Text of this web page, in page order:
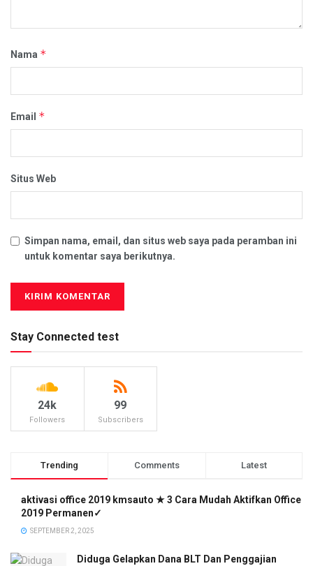
Nama *
Email *
Situs Web
Simpan nama, email, dan situs web saya pada peramban ini
untuk komentar saya berikutnya.
Stay Connected test
24k
Followers
99
Subscribers
Trending Comments Latest
aktivasi office 2019 kmsauto ★ 3 Cara Mudah Aktifkan Office
2019 Permanen✓
SEPTEMBER 2, 2025
Diduga Gelapkan Dana BLT Dan Penggajian